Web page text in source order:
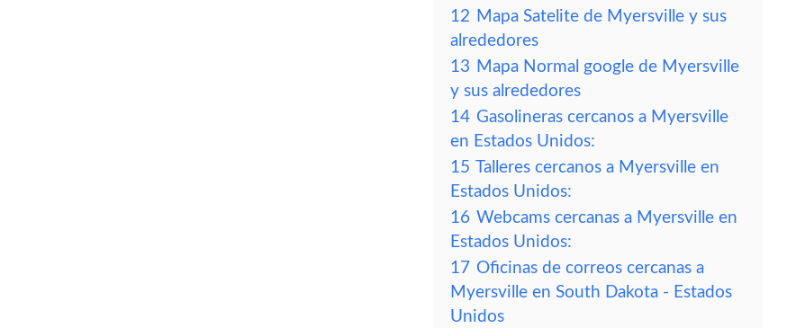
12 Mapa Satelite de Myersville y sus
alrededores
13 Mapa Normal google de Myersville
y sus alrededores
14 Gasolineras cercanos a Myersville
en Estados Unidos:
15 Talleres cercanos a Myersville en
Estados Unidos:
16 Webcams cercanas a Myersville en
Estados Unidos:
17 Oficinas de correos cercanas a
Myersville en South Dakota - Estados
Unidos